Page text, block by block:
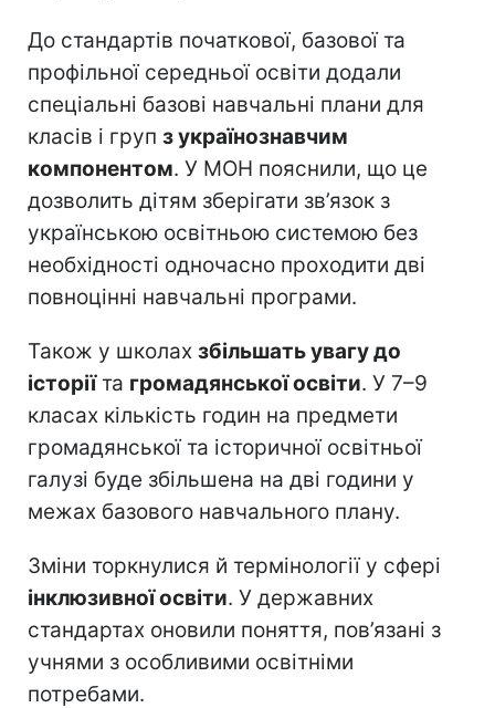
До стандартів початкової, базової та
профільної середньої освіти додали
спеціальні базові навчальні плани для
класів і груп з українознавчим
компонентом. У МОН пояснили, що це
дозволить дітям зберігати зв’язок з
українською освітньою системою без
необхідності одночасно проходити дві
повноцінні навчальні програми.
Також у школах збільшать увагу до
історіїта громадянської освіти. У 7–9
класах кількість годин на предмети
громадянської та історичної освітньої
галузі буде збільшена на дві години у
межах базового навчального плану.
Зміни торкнулися й термінології у сфері
інклюзивної освіти. У державних
стандартах оновили поняття, пов’язані з
учнями з особливими освітніми
потребами.